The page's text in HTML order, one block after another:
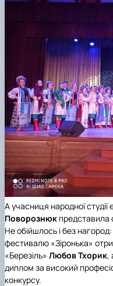
А учасниця народної студії
Поворознюк представила
Не обійшлось і без
фестивалю «Зіронька»
«Березіль» Любов Тхорик,
диплом за високий
конкурсу.